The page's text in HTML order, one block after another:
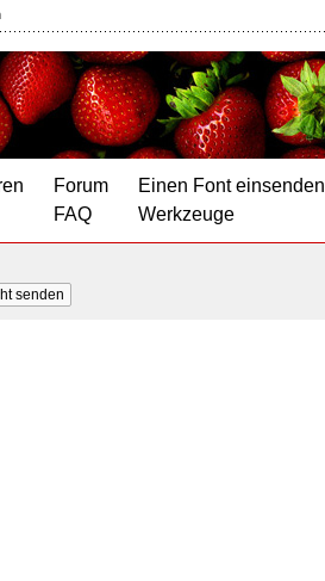
Forum
FAQ
Einen Font einsenden
Werkzeuge
senden